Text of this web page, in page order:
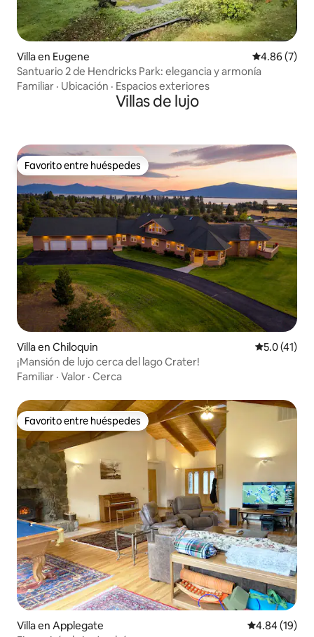
Villa en Eugene Calificación
4.86 (7)
Santuario 2 de Hendricks Park: elegancia y armonía
Familiar · Ubicación · Espacios exteriores
Villas de lujo
Favorito entre huéspedes
Favorito entre huéspedes
Villa en Chiloquin Calificación
5.0 (41)
¡Mansión de lujo cerca del lago Crater!
Familiar · Valor · Cerca
Favorito entre huéspedes
Favorito entre huéspedes
Villa en Applegate Calificación
4.84 (19)